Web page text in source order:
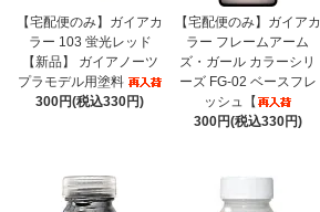
【宅配便のみ】ガイアカ
ラー 103 蛍光レッド
【新品】 ガイアノーツ
プラモデル用塗料
300円(税込330円)
【宅配便のみ】ガイアカ
ラー フレームアーム
ズ・ガール カラーシリ
ーズ FG-02 ベースフレ
ッシュ【
300円(税込330円)